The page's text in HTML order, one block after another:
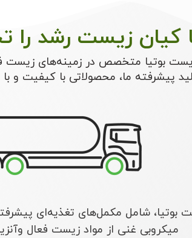
کیان زیست رشد را
بوتیا متخصص در زمینه‌های زیست
پیشرفته ما، محصولاتی با کیفیت و با
شامل مکمل‌های تغذیه‌ای
میکروبی غنی از مواد زیست فعال